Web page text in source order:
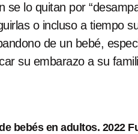
se lo quitan por
o incluso a tiempo
de un bebé,
su embarazo a su
bebés en adultos. 2022